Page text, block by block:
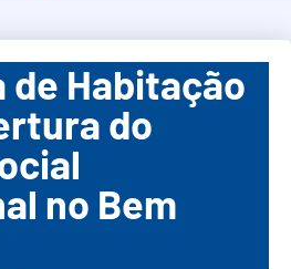
Habitação
do
no Bem